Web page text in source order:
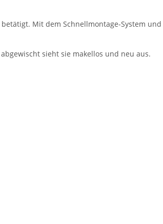
Mit dem Schnellmontage-System und
sieht sie makellos und neu aus.